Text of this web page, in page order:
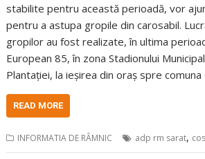
stabilite pentru această perioadă, vor
pentru a astupa gropile din carosabil.
gropilor au fost realizate, în ultima
European 85, în zona Stadionului
Plantației, la ieșirea din oraș spre comuna
READ MORE
INFORMATIA DE RÂMNIC adp rm sarat,